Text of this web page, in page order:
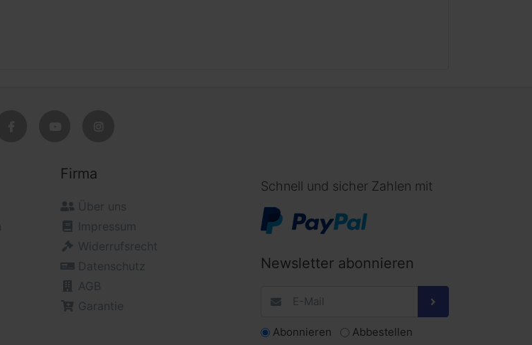
Firma
Über uns
Impressum
Widerrufsrecht
Datenschutz
AGB
Garantie
Schnell und sicher Zahlen mit
Newsletter abonnieren
Abonnieren Abbestellen